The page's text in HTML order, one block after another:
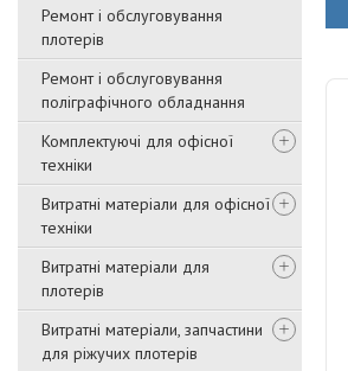
Ремонт і обслуговування
плотерів
Ремонт і обслуговування
поліграфічного обладнання
Комплектуючі для офісної
техніки
Витратні матеріали для офісної
техніки
Витратні матеріали для
плотерів
Витратні матеріали, запчастини
для ріжучих плотерів